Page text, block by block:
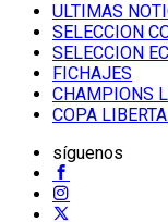
ULTIMAS
SELECCION
SELECCION
FICHAJES
CHAMPIONS
COPA
síguenos